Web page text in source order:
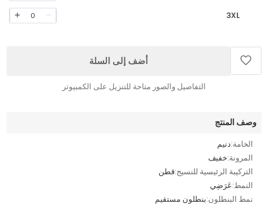
3XL
0
أضف إلى السلة
التفاصيل والصور متاحة للتنزيل على الكمبيوتر
وصف المنتج
الخامة:دنيم
المرونة:خفيف
التركيبة الرئيسية للنسيج:قطن
النمط:عَرَضِي
نمط البنطلون:بنطلون مستقيم